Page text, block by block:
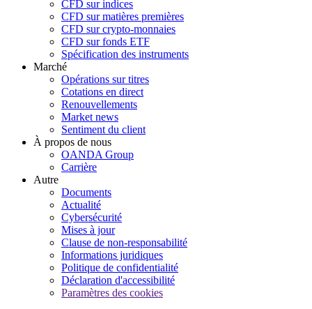
CFD sur indices
CFD sur matières premières
CFD sur crypto-monnaies
CFD sur fonds ETF
Spécification des instruments
Marché
Opérations sur titres
Cotations en direct
Renouvellements
Market news
Sentiment du client
À propos de nous
OANDA Group
Carrière
Autre
Documents
Actualité
Cybersécurité
Mises à jour
Clause de non-responsabilité
Informations juridiques
Politique de confidentialité
Déclaration d'accessibilité
Paramètres des cookies